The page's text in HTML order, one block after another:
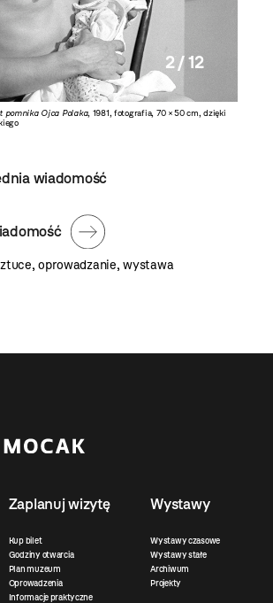
pomnika Ojca Polaka, 1981, fotografia, 70 × 50 cm, dzięki
2 / 12
wiadomość
,oprowadzanie,wystawa
Zaplanuj wizytę
Kup bilet
Godziny otwarcia
Plan muzeum
Oprowadzenia
Informacje praktyczne
Wystawy
Wystawy czasowe
Wystawy stałe
Archiwum
Projekty